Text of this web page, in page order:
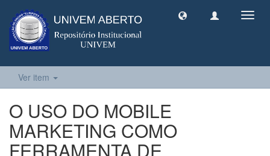
Ver item
O USO DO MOBILE
MARKETING COMO
FERRAMENTA DE